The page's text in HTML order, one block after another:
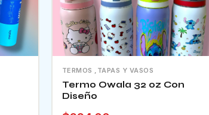
TERMOS ,TAPAS Y VASOS
Termo Owala 32 oz Con
Diseño